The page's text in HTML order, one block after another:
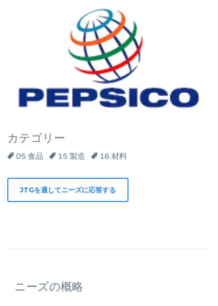
カテゴリー
05 食品 15 製造 16 材料
ニーズの概略